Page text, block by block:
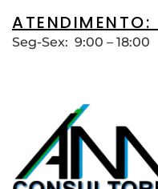
Seg-Sex: 9:00 – 18:00